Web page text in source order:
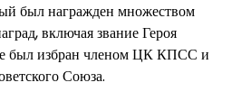
был награжден множеством
включая звание Героя
был избран членом ЦК КПСС и
Союза.